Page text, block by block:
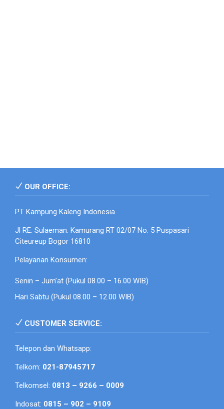
OUR OFFICE:
PT Kampung Kaleng Indonesia
Jl RE. Sulaeman. Kamurang RT 02/07 No. 5 Puspasari
Citeureup Bogor 16810
Pelayanan Konsumen:
Senin – Jum’at (Pukul 08.00 – 16.00 WIB)
Hari Sabtu (Pukul 08.00 – 12.00 WIB)
CUSTOMER SERVICE:
Telepon dan Whatsapp:
Telkom: 021-87945717
Telkomsel: 0813 – 9266 – 0009
Indosat: 0815 – 902 – 9109